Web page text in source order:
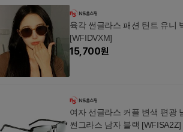
육각 썬글라스 패션 틴트 유니
[WFIDVXM]
15,700원
여자 선글라스 커플 변색 편광
썬그라스 남자 블랙 [WFISA2Z]